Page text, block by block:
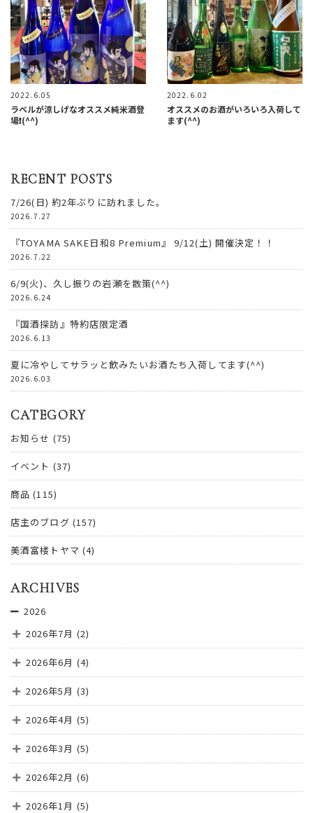
RECENT POSTS
7/26(日) 約2年ぶりに訪れました。
2026.7.27
『TOYAMA SAKE日和8 Premium』 9/12(土) 開催決定！！
2026.7.22
6/9(火)、久し振りの岩瀬を散策(^^)
2026.6.24
『国酒探訪』特約店限定酒
2026.6.13
夏に冷やしてサラッと飲みたいお酒たち入荷してます(^^)
2026.6.03
CATEGORY
お知らせ (75)
イベント (37)
商品 (115)
店主のブログ (157)
美酒富楼トヤマ (4)
ARCHIVES
2026
2026年7月 (2)
2026年6月 (4)
2026年5月 (3)
2026年4月 (5)
2026年3月 (5)
2026年2月 (6)
2026年1月 (5)
2022.6.05
ラベルが涼しげなオススメ純米酒登
場❗️(^^)
2022.6.02
オススメのお酒がいろいろ入荷して
ます(^^)